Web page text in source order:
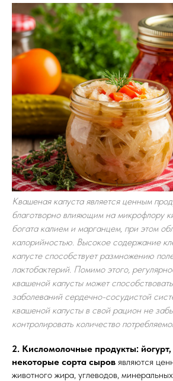
Квашеная капуста является ценным
благотворно влияющим на микрофлору
богата калием и марганцем, при этом
калорийностью. Высокое содержание
капусте способствует размножению
лактобактерий. Помимо этого,
квашеной капусты может
заболеваний сердечно-сосудистой
квашеной капусты в свой рацион не
контролировать количество
2. Кисломолочные продукты:
некоторые сорта сыров являются
животного жира, углеводов,